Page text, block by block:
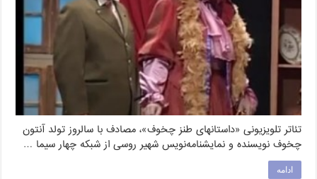
تئاتر تلویزیونی «داستانهای طنز چخوف»، مصادف با سالروز تولد آنتون
چخوف نویسنده و نمایشنامه‌نویس شهیر روسی از شبکه چهار سیما …
ادامه